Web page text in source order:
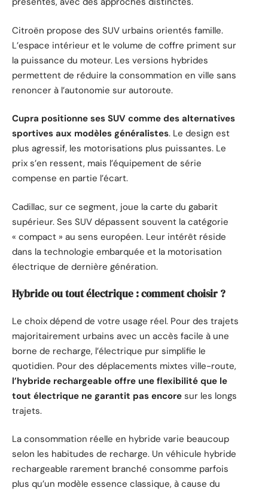
Citroën propose des SUV urbains orientés famille.
L’espace intérieur et le volume de coffre priment sur
la puissance du moteur. Les versions hybrides
permettent de réduire la consommation en ville sans
renoncer à l’autonomie sur autoroute.
Cupra positionne ses SUV comme des alternatives
sportives aux modèles généralistes. Le design est
plus agressif, les motorisations plus puissantes. Le
prix s’en ressent, mais l’équipement de série
compense en partie l’écart.
Cadillac, sur ce segment, joue la carte du gabarit
supérieur. Ses SUV dépassent souvent la catégorie
« compact » au sens européen. Leur intérêt réside
dans la technologie embarquée et la motorisation
électrique de dernière génération.
Hybride ou tout électrique : comment choisir ?
Le choix dépend de votre usage réel. Pour des trajets
majoritairement urbains avec un accès facile à une
borne de recharge, l’électrique pur simplifie le
quotidien. Pour des déplacements mixtes ville-route,
l’hybride rechargeable offre une flexibilité que le
tout électrique ne garantit pas encore sur les longs
trajets.
La consommation réelle en hybride varie beaucoup
selon les habitudes de recharge. Un véhicule hybride
rechargeable rarement branché consomme parfois
plus qu’un modèle essence classique, à cause du